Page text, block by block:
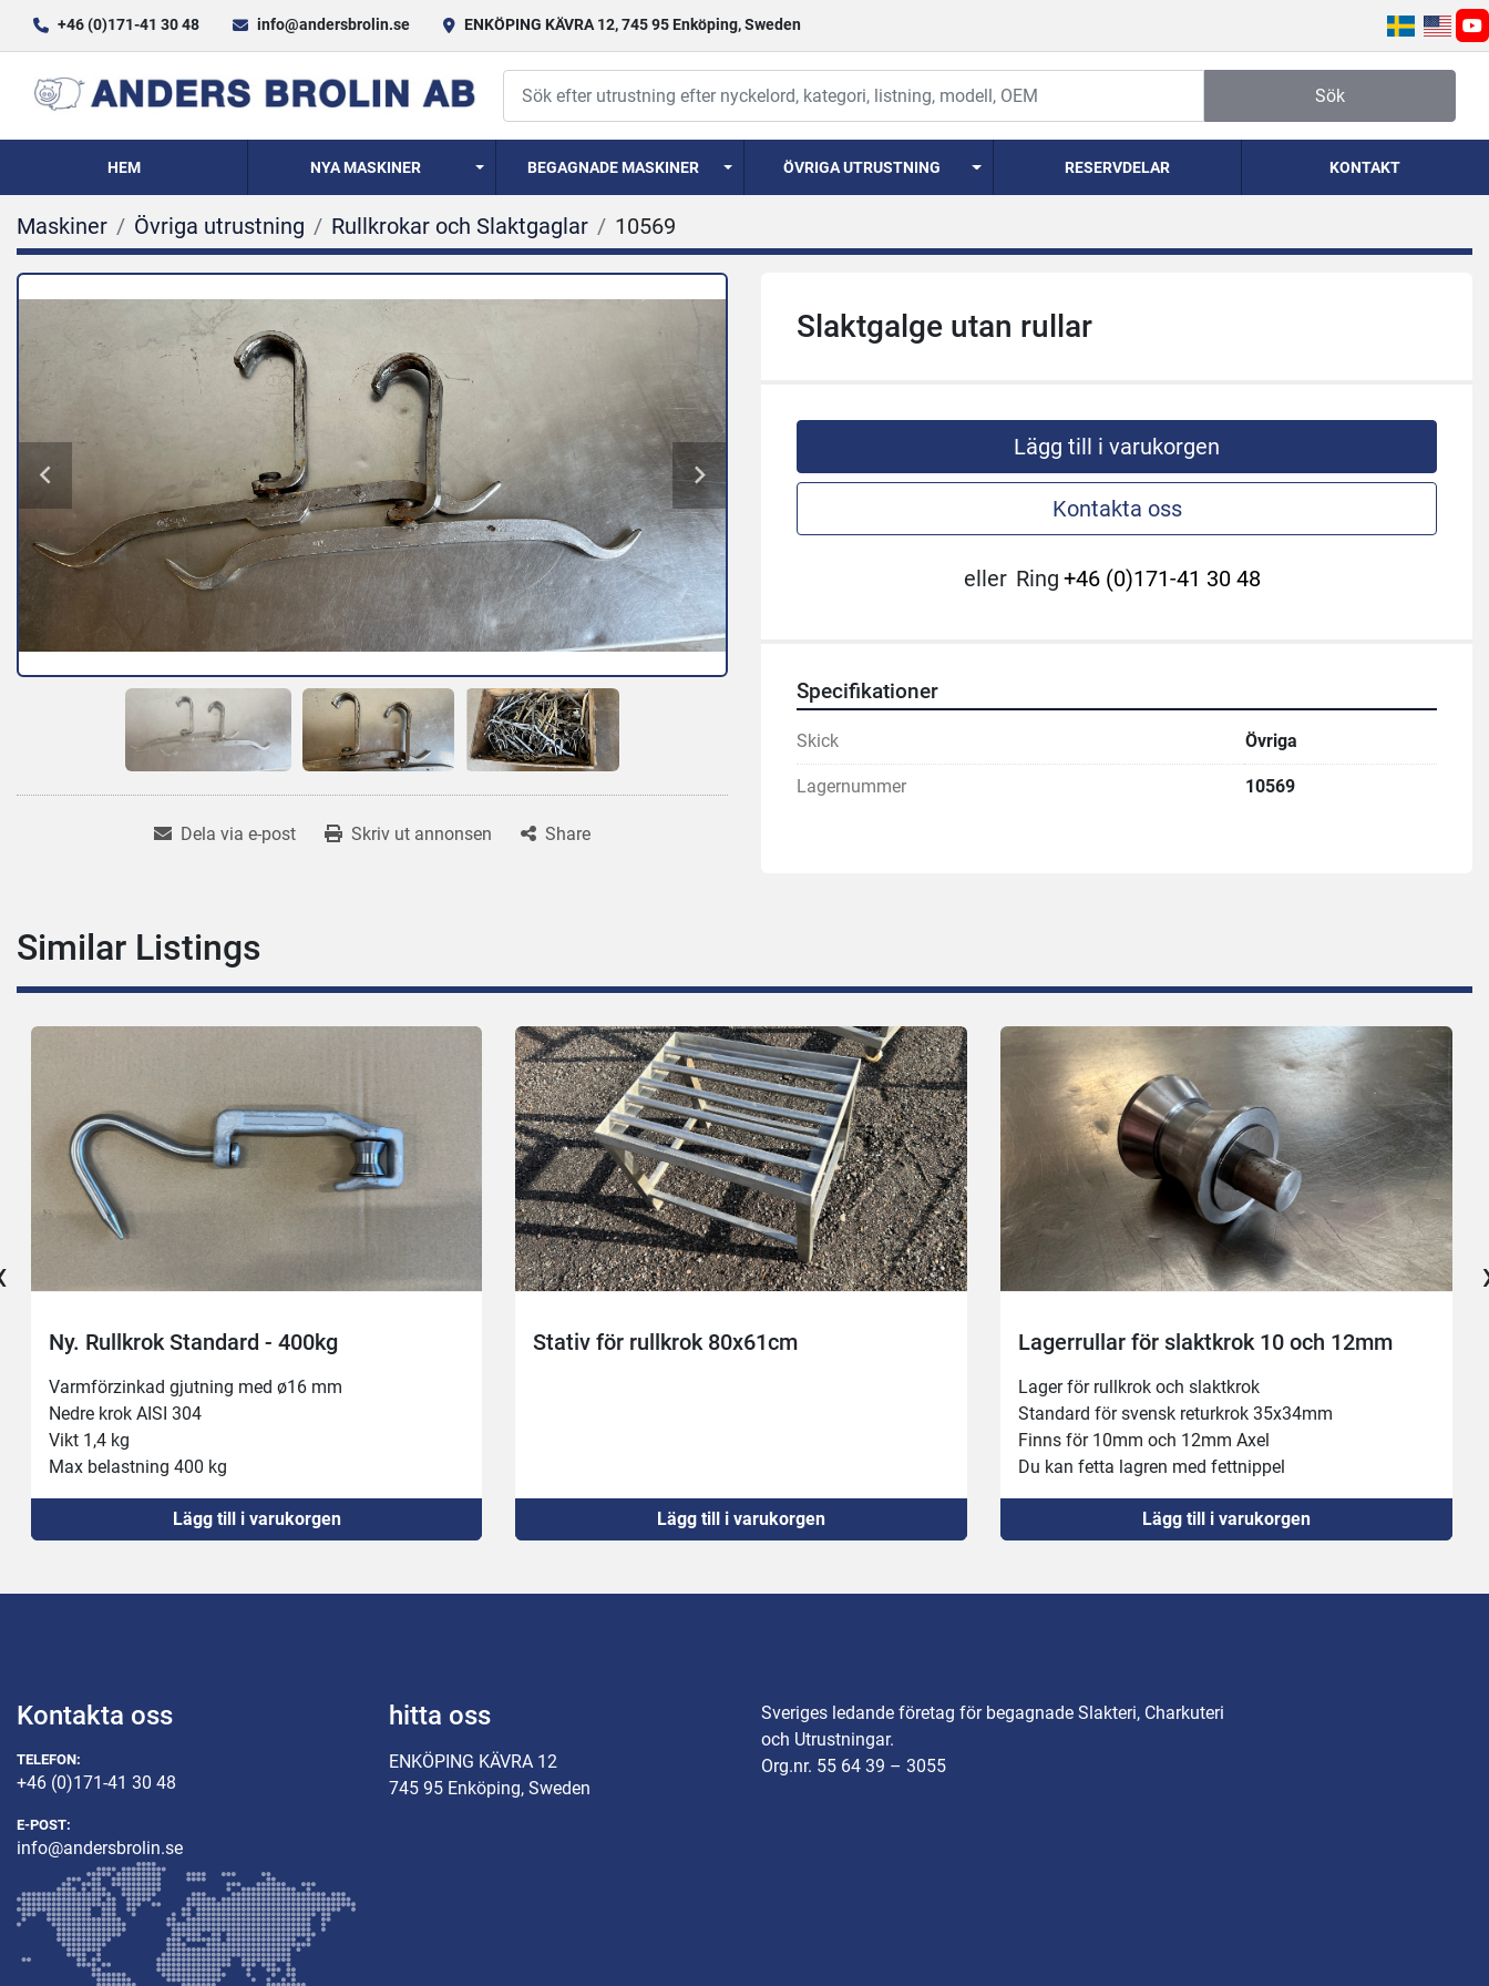
+46 (0)171-41 30 48 info@andersbrolin.se ENKÖPING KÄVRA 12, 745 95 Enköping, Sweden
Sök
HEM NYA MASKINER BEGAGNADE MASKINER ÖVRIGA UTRUSTNING RESERVDELAR KONTAKT
Maskiner Övriga utrustning Rullkrokar och Slaktgaglar 10569
Dela via e-post Skriv ut annonsen Share
Slaktgalge utan rullar
Lägg till i varukorgen
Kontakta oss
eller Ring +46 (0)171-41 30 48
Specifikationer
Skick Övriga
Lagernummer 10569
Similar Listings
Ny. Rullkrok Standard - 400kg
Varmförzinkad gjutning med ø16 mm
Nedre krok AISI 304
Vikt 1,4 kg
Max belastning 400 kg
Lägg till i varukorgen
Stativ för rullkrok 80x61cm
Lägg till i varukorgen
Lagerrullar för slaktkrok 10 och 12mm
Lager för rullkrok och slaktkrok
Standard för svensk returkrok 35x34mm
Finns för 10mm och 12mm Axel
Du kan fetta lagren med fettnippel
Lägg till i varukorgen
Kontakta oss
TELEFON:
+46 (0)171-41 30 48
E-POST:
info@andersbrolin.se
hitta oss
ENKÖPING KÄVRA 12
745 95 Enköping, Sweden
Sveriges ledande företag för begagnade Slakteri, Charkuteri
och Utrustningar.
Org.nr. 55 64 39 – 3055